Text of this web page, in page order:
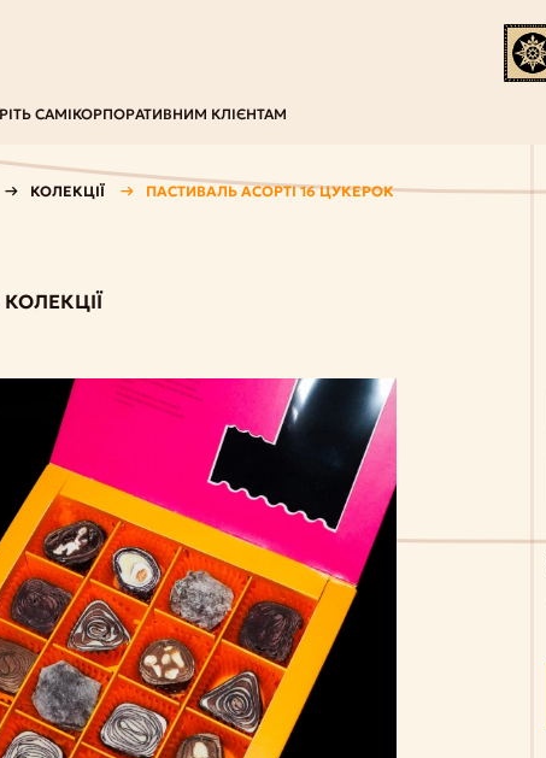
САМІКОРПОРАТИВНИМ КЛІЄНТАМ
КОЛЕКЦІЇ ПАСТИВАЛЬ АСОРТІ 16 ЦУКЕРОК